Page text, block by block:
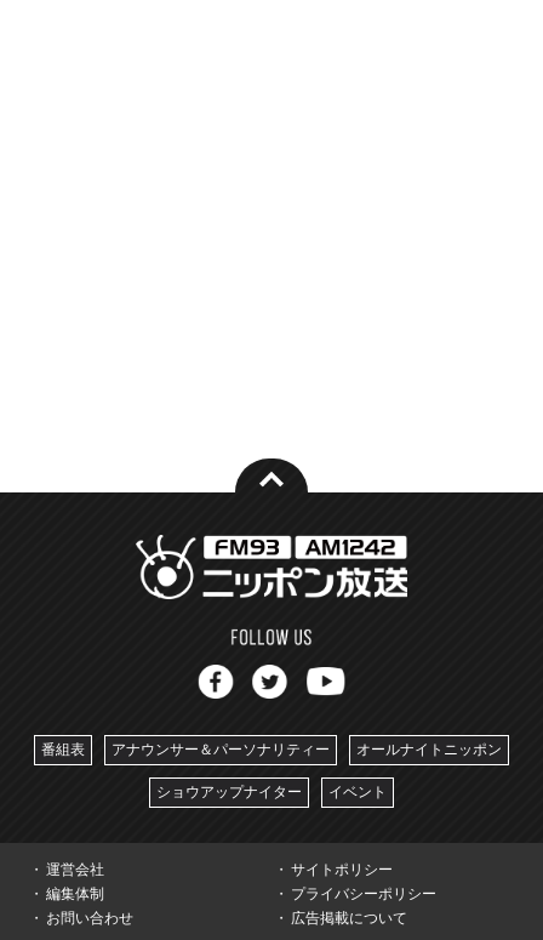
番組表 アナウンサー＆パーソナリティー オールナイトニッポン
ショウアップナイター イベント
運営会社
サイトポリシー
編集体制
プライバシーポリシー
お問い合わせ
広告掲載について